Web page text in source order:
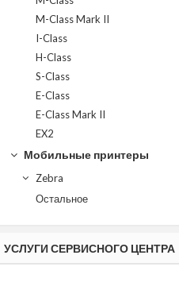
M-Class Mark II
I-Class
H-Class
S-Class
E-Class
E-Class Mark II
EX2
Мобильные принтеры
Zebra
Остальное
УСЛУГИ СЕРВИСНОГО ЦЕНТРА